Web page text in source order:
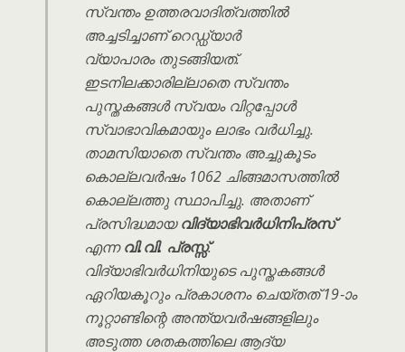
സ്വന്തം ഉത്തരവാദിത്വത്തിൽ
അച്ചടിച്ചാണ് റെഡ്ഡ്യാർ
വ്യാപാരം തുടങ്ങിയത്.
ഇടനിലക്കാരില്ലാതെ സ്വന്തം
പുസ്തകങ്ങൾ സ്വയം വിറ്റപ്പോൾ
സ്വാഭാവികമായും ലാഭം വർധിച്ചു.
താമസിയാതെ സ്വന്തം അച്ചുകൂടം
കൊല്ലവർഷം 1062 ചിങ്ങമാസത്തിൽ
കൊല്ലത്തു സ്ഥാപിച്ചു. അതാണ്
പ്രസിദ്ധമായവിദ്യാഭിവർധിനിപ്രസ്
എന്നവി.വി. പ്രസ്സ്.
വിദ്യാഭിവർധിനിയുടെ പുസ്തകങ്ങൾ
ഏറിയകൂറും പ്രകാശനം ചെയ്തത് 19-ാം
നൂറ്റാണ്ടിന്റെ അന്ത്യവർഷങ്ങളിലും
അടുത്ത ശതകത്തിലെ ആദ്യ